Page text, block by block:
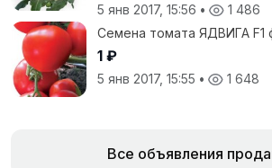
5 янв 2017, 15:56 •
1 486
Семена томата ЯДВИГА F1
1 ₽
5 янв 2017, 15:55 • 1 648
Все объявления